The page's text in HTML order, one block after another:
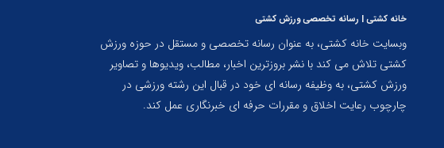
خانه کشتی | رسانه تخصصی ورزش کشتی
وبسایت خانه کشتی، به عنوان رسانه تخصصی و مستقل در حوزه ورزش
کشتی تلاش می کند با نشر بروزترین اخبار، مطالب، ویدیوها و تصاویر
ورزش کشتی، به وظیفه رسانه ای خود در قبال این رشته ورزشی در
چارچوب رعایت اخلاق و مقررات حرفه ای خبرنگاری عمل کند.